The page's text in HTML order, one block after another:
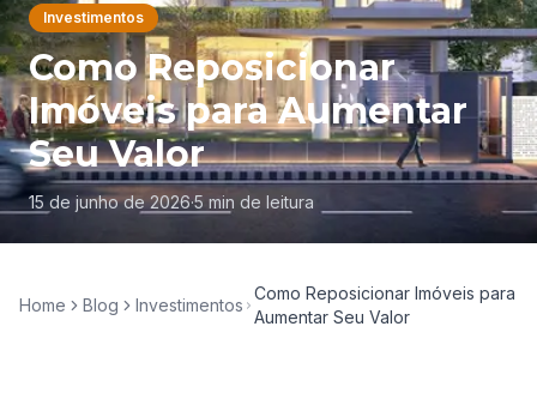
Investimentos
Como Reposicionar
Imóveis para Aumentar
Seu Valor
15 de junho de 2026·5 min de leitura
Home Blog Investimentos
Como Reposicionar Imóveis para
Aumentar Seu Valor